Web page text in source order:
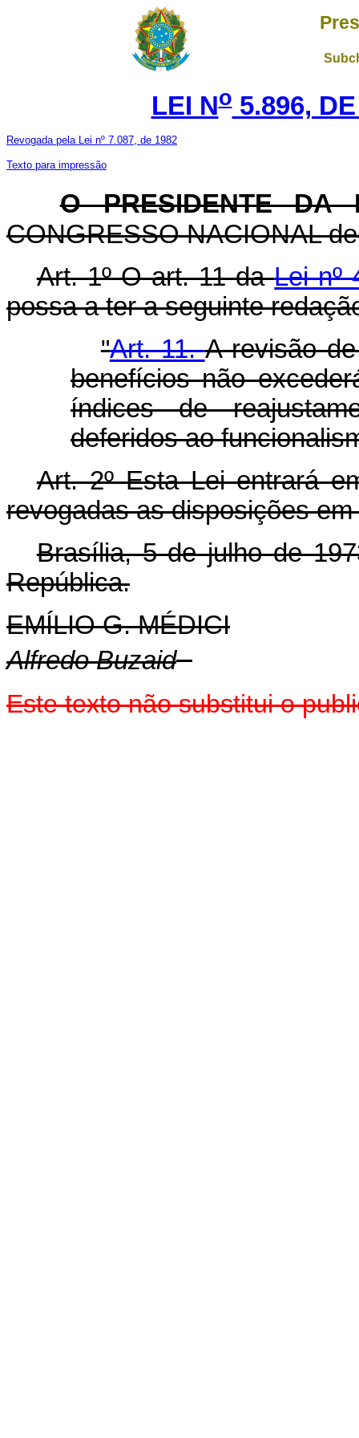
LEI No5.896,
Revogada pela Lei nº 7.087, de 1982
Texto para impressão
O PRESIDENTE DA
CONGRESSO NACIONAL
Art. 1º O art. 11 daLei nº
possa a ter a seguinte
"Art. 11.A revisão
benefícios não
índices de
deferidos ao
Art. 2º Esta Lei entrará
revogadas as disposições
Brasília, 5 de julho de
República.
EMÍLIO G. MÉDICI
Alfredo Buzaid
Este texto não substitui o